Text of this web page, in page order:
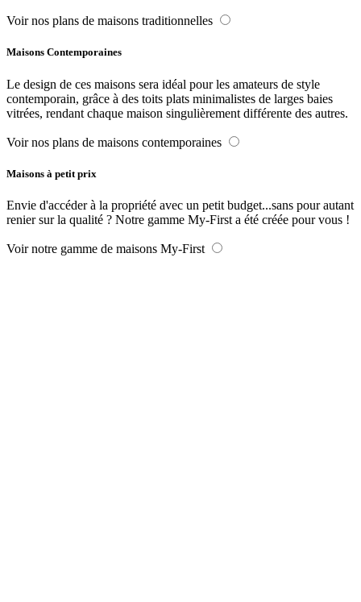
Voir nos plans de maisons traditionnelles
Maisons Contemporaines
Le design de ces maisons sera idéal pour les amateurs de style
contemporain, grâce à des toits plats minimalistes de larges baies
vitrées, rendant chaque maison singulièrement différente des autres.
Voir nos plans de maisons contemporaines
Maisons à petit prix
Envie d'accéder à la propriété avec un petit budget...sans pour autant
renier sur la qualité ? Notre gamme My-First a été créée pour vous !
Voir notre gamme de maisons My-First